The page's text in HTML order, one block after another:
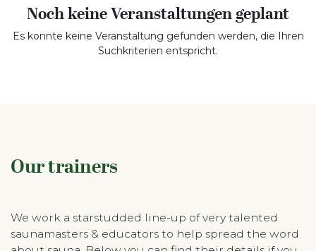
Noch keine Veranstaltungen geplant
Es konnte keine Veranstaltung gefunden werden, die Ihren
Suchkriterien entspricht.
Our trainers
We work a starstudded line-up of very talented
saunamasters & educators to help spread the word